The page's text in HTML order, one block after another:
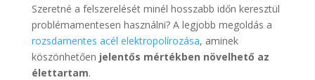
Szeretné a felszerelését minél hosszabb időn keresztül
problémamentesen használni? A legjobb megoldás a
rozsdamentes acél elektropolírozása, aminek
köszönhetően jelentős mértékben növelhető az
élettartam.